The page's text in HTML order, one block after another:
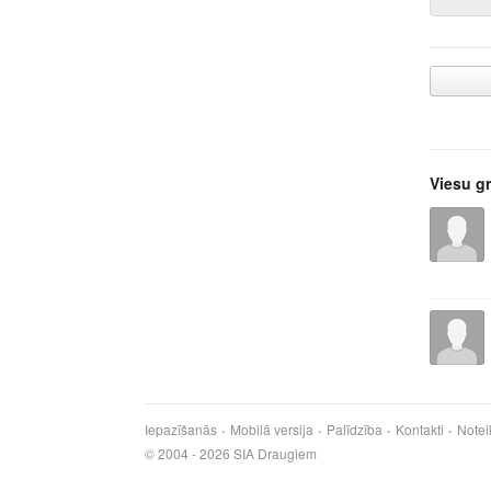
Viesu
Iepazīšanās Mobilā versija Palīdzība Kontakti
© 2004 - 2026 SIA Draugiem